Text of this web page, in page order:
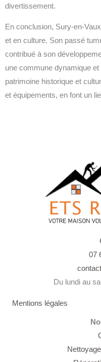
divertissement.
En conclusion, Sury-en-
et en culture. Son passé
contribué à son
une commune dynamique
patrimoine historique et
et équipements, en font un
07
Du lundi au
Mentions légales